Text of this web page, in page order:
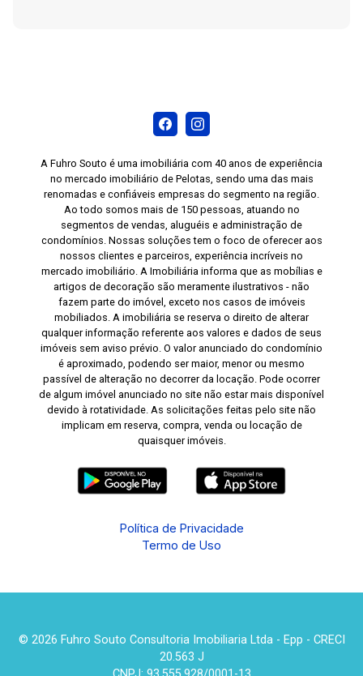
A Fuhro Souto é uma imobiliária com 40 anos de experiência
no mercado imobiliário de Pelotas, sendo uma das mais
renomadas e confiáveis empresas do segmento na região.
Ao todo somos mais de 150 pessoas, atuando no
segmentos de vendas, aluguéis e administração de
condomínios. Nossas soluções tem o foco de oferecer aos
nossos clientes e parceiros, experiência incríveis no
mercado imobiliário. A Imobiliária informa que as mobílias e
artigos de decoração são meramente ilustrativos - não
fazem parte do imóvel, exceto nos casos de imóveis
mobiliados. A imobiliária se reserva o direito de alterar
qualquer informação referente aos valores e dados de seus
imóveis sem aviso prévio. O valor anunciado do condomínio
é aproximado, podendo ser maior, menor ou mesmo
passível de alteração no decorrer da locação. Pode ocorrer
de algum imóvel anunciado no site não estar mais disponível
devido à rotatividade. As solicitações feitas pelo site não
implicam em reserva, compra, venda ou locação de
quaisquer imóveis.
Política de Privacidade
Termo de Uso
© 2026 Fuhro Souto Consultoria Imobiliaria Ltda - Epp - CRECI
20.563 J